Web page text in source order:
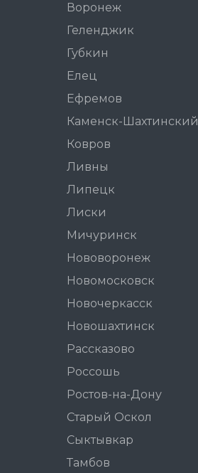
Воронеж
Геленджик
Губкин
Елец
Ефремов
Каменск-Шахтинский
Ковров
Ливны
Липецк
Лиски
Мичуринск
Нововоронеж
Новомосковск
Новочеркасск
Новошахтинск
Рассказово
Россошь
Ростов-на-Дону
Старый Оскол
Сыктывкар
Тамбов